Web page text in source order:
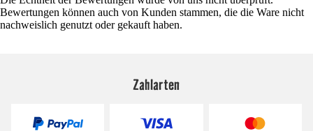
Bewertungen können auch von Kunden stammen, die die Ware nicht
nachweislich genutzt oder gekauft haben.
Zahlarten